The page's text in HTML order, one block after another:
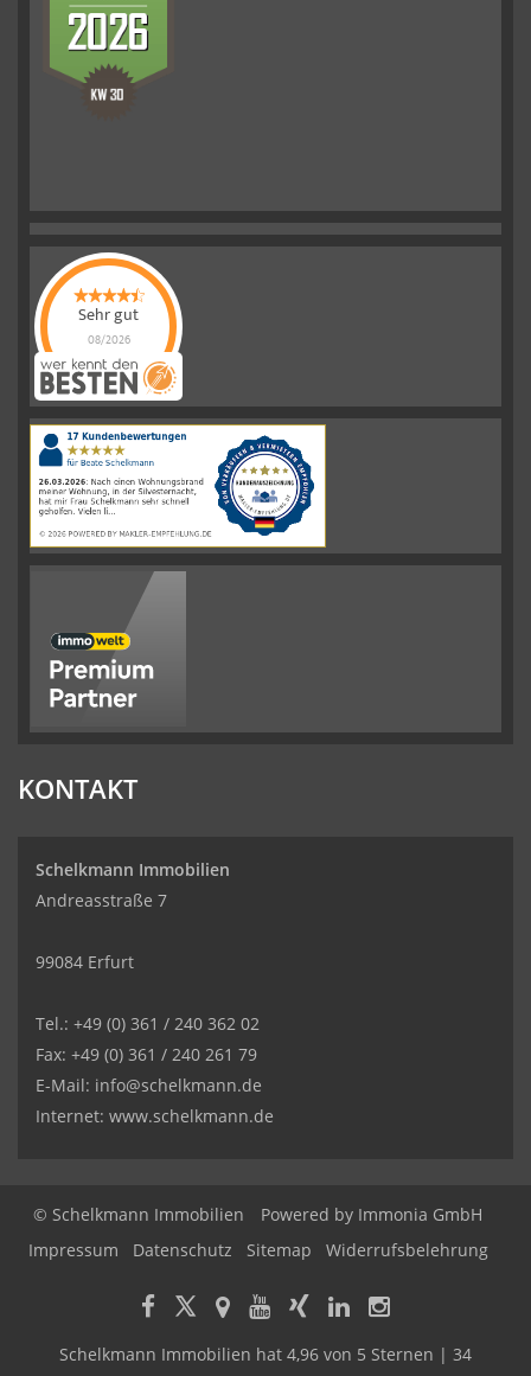
Sehr gut
08/2026
Schelkmann
Immobilienhat
|110Schelkmann
ImmobilienBewertungen
auf
werkenntdenBESTEN.de
KONTAKT
Schelkmann Immobilien
Andreasstraße 7
99084 Erfurt
Tel.: +49 (0) 361 / 240 362 02
Fax: +49 (0) 361 / 240 261 79
E-Mail: info@schelkmann.de
Internet: www.schelkmann.de
© Schelkmann Immobilien Powered by Immonia GmbH
Impressum
Datenschutz Sitemap Widerrufsbelehrung
Schelkmann Immobilien hat 4,96 von 5 Sternen | 34